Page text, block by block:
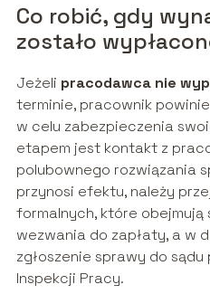
Co robić, gdy
zostało
Jeżeli pracodawca nie
terminie, pracownik
w celu zabezpieczenia
etapem jest kontakt z
polubownego rozwiązania
przynosi efektu, należy
formalnych, które obejmują
wezwania do zapłaty, a w
zgłoszenie sprawy do
Inspekcji Pracy.